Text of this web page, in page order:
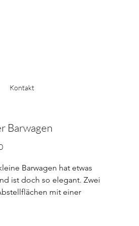
Kontakt
Barwagen
Preis
Barwagen hat etwas
ist doch so elegant. Zwei
mit einer